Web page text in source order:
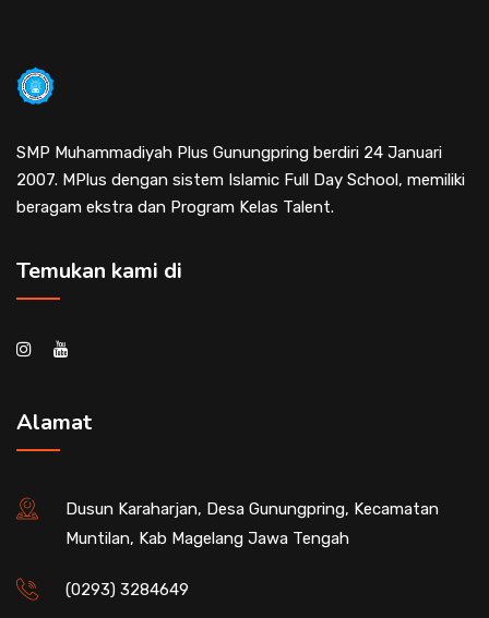
SMP Muhammadiyah Plus Gunungpring berdiri 24 Januari
2007. MPlus dengan sistem Islamic Full Day School, memiliki
beragam ekstra dan Program Kelas Talent.
Temukan kami di
Alamat
Dusun Karaharjan, Desa Gunungpring, Kecamatan
Muntilan, Kab Magelang Jawa Tengah
(0293) 3284649